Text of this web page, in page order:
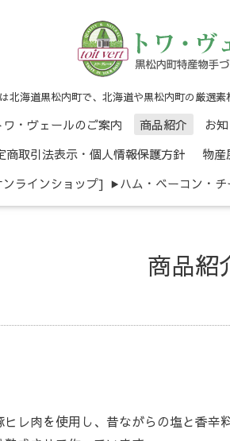
北海道黒松内町で、北海道や黒松内町の厳選
ワ・ヴェールのご案内 商品紹介 お
商取引法表示・個人情報保護方針
物産
ラインショップ]
ハム・ベーコン・チ
商品紹
レ肉を使用し、昔ながらの塩と香辛